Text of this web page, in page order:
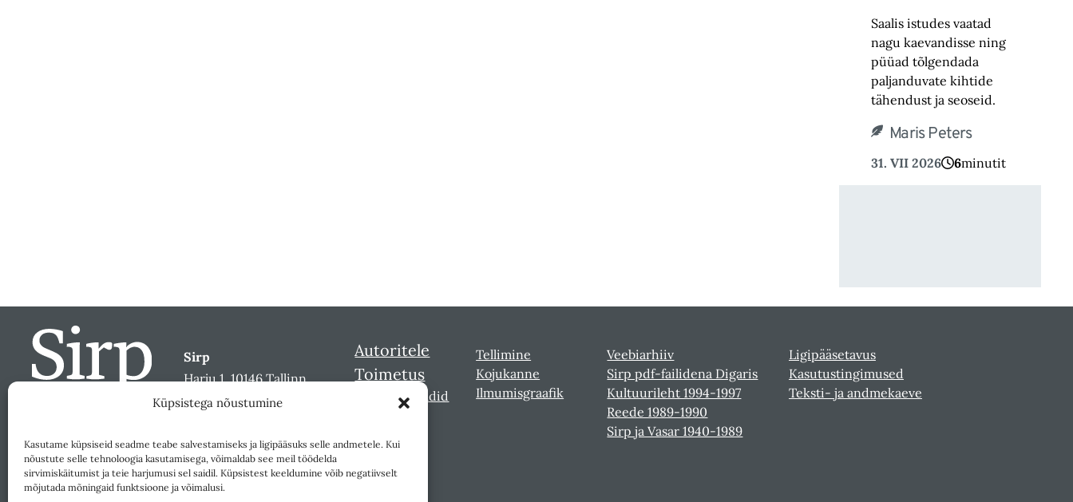
Küpsistega nõustumine
Kasutame küpsiseid seadme teabe salvestamiseks ja ligipääsuks selle andmetele. Kui
nõustute selle tehnoloogia kasutamisega, võimaldab see meil töödelda
sirvimiskäitumist ja teie harjumusi sel saidil. Küpsistest keeldumine võib negatiivselt
mõjutada mõningaid funktsioone ja võimalusi.
Saalis istudes vaatad
nagu kaevandisse ning
püüad tõlgendada
paljanduvate kihtide
tähendust ja seoseid.
Maris Peters
31. VII 2026 6minutit
Sirp
Harju 1, 10146 Tallinn
sirp@sirp.ee
Toeta
Autoritele
Toimetus
Sirbi laureaadid
Tellimine
Kojukanne
Ilmumisgraafik
Veebiarhiiv
Sirp pdf-failidena Digaris
Kultuurileht 1994-1997
Reede 1989-1990
Sirp ja Vasar 1940-1989
Ligipääsetavus
Kasutustingimused
Teksti- ja andmekaeve